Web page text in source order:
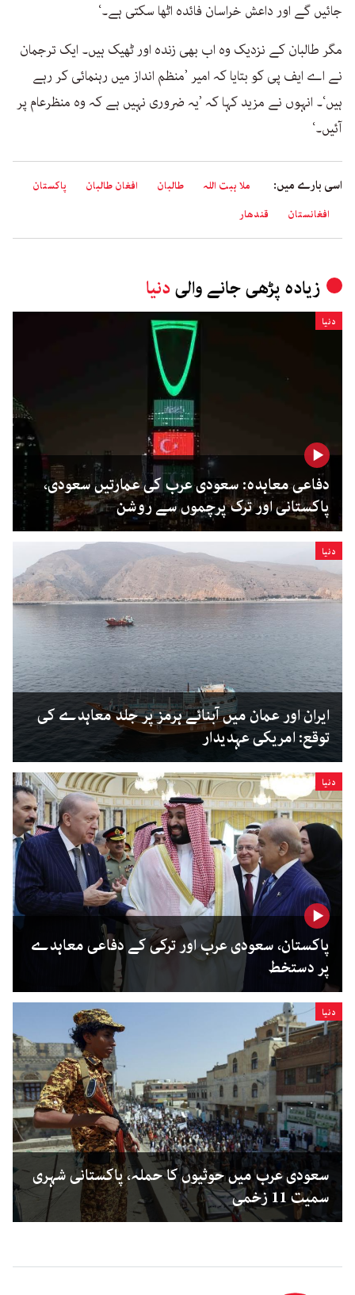
جائیں گے اور داعش خراسان فائدہ اٹھا سکتی ہے۔‘
مگر طالبان کے نزدیک وہ اب بھی زندہ اور ٹھیک ہیں۔ ایک ترجمان
نے اے ایف پی کو بتایا کہ امیر ’منظم انداز میں رہنمائی کر رہے
ہیں‘۔ انہوں نے مزید کہا کہ ’یہ ضروری نہیں ہے کہ وہ منظرعام پر
آئیں۔‘
اسی بارے میں: ملا ہبت اللہ طالبان افغان طالبان
پاکستان
افغانستان
قندھار
زیادہ پڑھی جانے والیدنیا
دنیا
دفاعی معاہدہ: سعودی عرب کی عمارتیں سعودی،
پاکستانی اور ترک پرچموں سے روشن
دنیا
ایران اور عمان میں آبنائے ہرمز پر جلد معاہدے کی
توقع: امریکی عہدیدار
دنیا
پاکستان، سعودی عرب اور ترکی کے دفاعی معاہدے
پر دستخط
دنیا
سعودی عرب میں حوثیوں کا حملہ، پاکستانی شہری
سمیت 11 زخمی